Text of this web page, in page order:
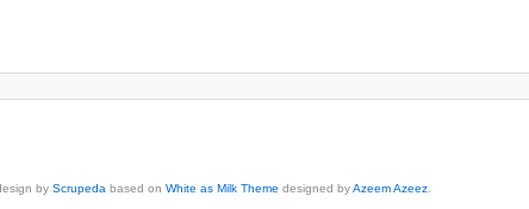
byScrupeda based onWhite as Milk Theme designed byAzeem Azeez